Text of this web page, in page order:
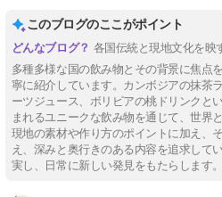
このブログのここがポイント
各国伝統と現地文化を映
多種多様な国の飲み物とその背景に焦点
寧に紹介しています。カンボジアの抹茶
ーツジュース、ボリビアの桃ドリンクと
まれるユニークな飲み物を通じて、世界
現地の素材や作り方のポイントに加え、
え、深みと奥行きのある内容を追求して
実し、日常に新しい発見をもたらします。